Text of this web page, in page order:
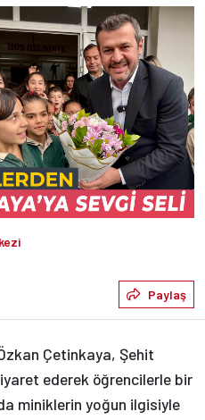
Paylaş
Çetinkaya, Şehit
ederek öğrencilerle bir
miniklerin yoğun ilgisiyle